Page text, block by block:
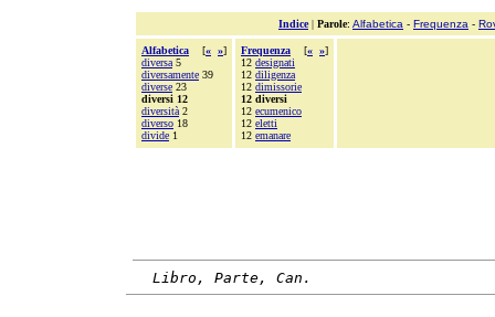
Indice| Parole: Alfabetica - Frequenza -
Alfabetica [« »]
diversa 5
diversamente 39
diverse 23
diversi 12
diversità 2
diverso 18
divide 1
Frequenza [« »]
12 designati
12 diligenza
12 dimissorie
12 diversi
12 ecumenico
12 eletti
12 emanare
Libro, Parte, Can.